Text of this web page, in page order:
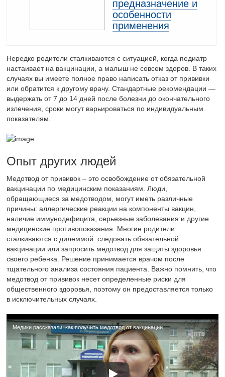
предназначение и
особенности
применения
Нередко родители сталкиваются с ситуацией, когда педиатр
настаивает на вакцинации, а малыш не совсем здоров. В таких
случаях вы имеете полное право написать отказ от прививки
или обратится к другому врачу. Стандартные рекомендации —
выдержать от 7 до 14 дней после болезни до окончательного
излечения, сроки могут варьироваться по индивидуальным
показателям.
Опыт других людей
Медотвод от прививок – это освобождение от обязательной
вакцинации по медицинским показаниям. Люди,
обращающиеся за медотводом, могут иметь различные
причины: аллергические реакции на компоненты вакцин,
наличие иммунодефицита, серьезные заболевания и другие
медицинские противопоказания. Многие родители
сталкиваются с дилеммой: следовать обязательной
вакцинации или запросить медотвод для защиты здоровья
своего ребенка. Решение принимается врачом после
тщательного анализа состояния пациента. Важно помнить, что
медотвод от прививок несет определенные риски для
общественного здоровья, поэтому он предоставляется только
в исключительных случаях.
Медики рассказали, как получить медотвод от вакцинации